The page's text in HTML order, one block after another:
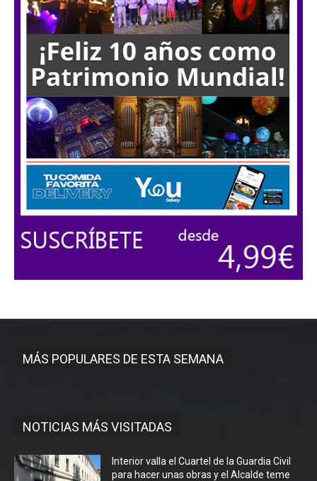
MÁS POPULARES DE ESTA SEMANA
NOTICIAS MÁS VISITADAS
Interior valla el Cuartel de la Guardia Civil
para hacer unas obras y el Alcalde teme